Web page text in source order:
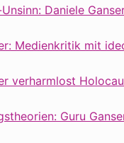
Daniele
Medienkritik mit
verharmlost
Guru